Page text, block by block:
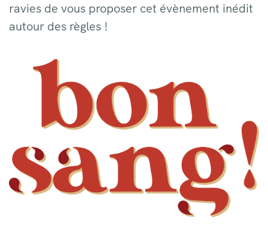
ravies de vous proposer cet évènement inédit
autour des règles !